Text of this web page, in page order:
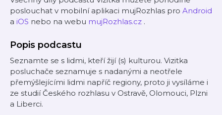
poslouchat v mobilní aplikaci mujRozhlas pro Android
a iOS nebo na webu mujRozhlas.cz .
Popis podcastu
Seznamte se s lidmi, kteří žijí (s) kulturou. Vizitka
posluchače seznamuje s nadanými a neotřele
přemýšlejícími lidmi napříč regiony, proto ji vysíláme i
ze studií Českého rozhlasu v Ostravě, Olomouci, Plzni
a Liberci.